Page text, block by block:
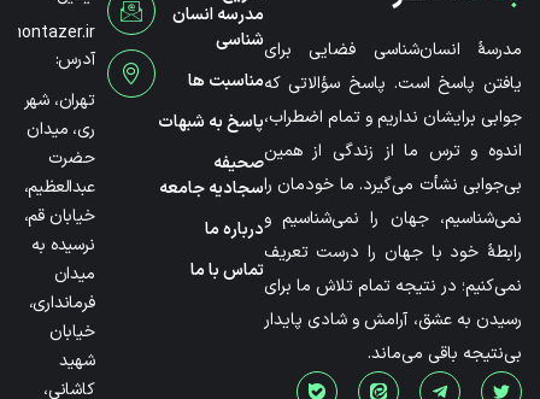
مدرسۀ انسان‌شناسی فضایی برای
یافتن پاسخ است. پاسخ سؤالاتی که
جوابی برایشان نداریم و تمام اضطراب،
اندوه و ترس ما از زندگی از همین
بی‌جوابی نشأت می‌گیرد. ما خودمان را
نمی‌شناسیم، جهان را نمی‌شناسیم و
رابطۀ خود با جهان را درست تعریف
نمی‌کنیم؛ در نتیجه تمام تلاش ما برای
رسیدن به عشق، آرامش و شادی پایدار
بی‌نتیجه باقی می‌ماند.
مدرسه انسان
شناسی
مناسبت ها
پاسخ به شبهات
صحیفه
سجادیه جامعه
درباره ما
تماس با ما
آدرس:
تهران، شهر
ری، میدان
حضرت
عبدالعظیم،
خیابان قم،
نرسیده به
میدان
فرمانداری،
خیابان
شهید
کاشانی،